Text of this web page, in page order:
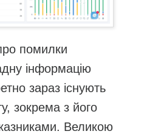
помилки
інформацію
зараз існують
зокрема з його
Великою